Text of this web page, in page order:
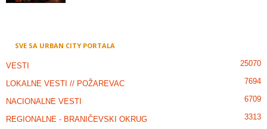
SVE SA URBAN CITY PORTALA
VESTI 25070
LOKALNE VESTI // POŽAREVAC 7694
NACIONALNE VESTI 6709
REGIONALNE - BRANIČEVSKI OKRUG 3313